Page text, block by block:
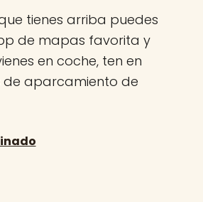
tienes arriba puedes
de mapas favorita y
en coche, ten en
de aparcamiento de